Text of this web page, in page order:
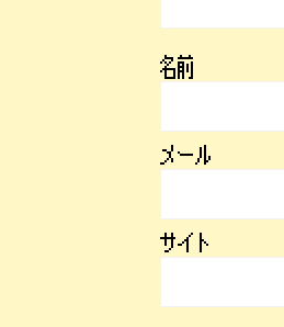
名前
メール
サイト